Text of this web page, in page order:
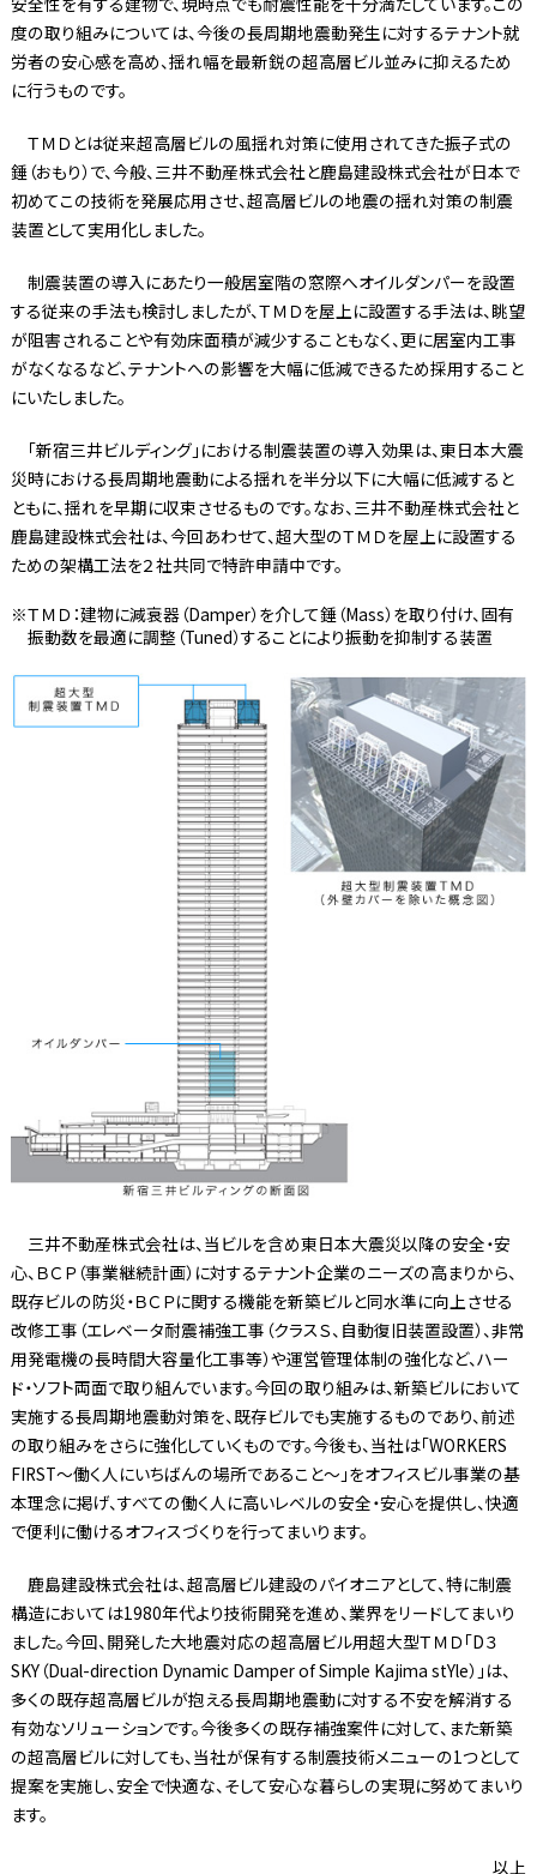
度の取り組みについては、今後の長周期地震動発生に対するテナント就
労者の安心感を高め、揺れ幅を最新鋭の超高層ビル並みに抑えるため
に行うものです。
ＴＭＤとは従来超高層ビルの風揺れ対策に使用されてきた振子式の
錘（おもり）で、今般、三井不動産株式会社と鹿島建設株式会社が日本で
初めてこの技術を発展応用させ、超高層ビルの地震の揺れ対策の制震
装置として実用化しました。
制震装置の導入にあたり一般居室階の窓際へオイルダンパーを設置
する従来の手法も検討しましたが、ＴＭＤを屋上に設置する手法は、眺望
が阻害されることや有効床面積が減少することもなく、更に居室内工事
がなくなるなど、テナントへの影響を大幅に低減できるため採用すること
にいたしました。
「新宿三井ビルディング」における制震装置の導入効果は、東日本大震
災時における長周期地震動による揺れを半分以下に大幅に低減すると
ともに、揺れを早期に収束させるものです。なお、三井不動産株式会社と
鹿島建設株式会社は、今回あわせて、超大型のＴＭＤを屋上に設置する
ための架構工法を２社共同で特許申請中です。
ＴＭＤ：建物に減衰器（Damper）を介して錘（Mass）を取り付け、固有
振動数を最適に調整（Tuned）することにより振動を抑制する装置
三井不動産株式会社は、当ビルを含め東日本大震災以降の安全・安
心、ＢＣＰ（事業継続計画）に対するテナント企業のニーズの高まりから、
既存ビルの防災・ＢＣＰに関する機能を新築ビルと同水準に向上させる
改修工事（エレベータ耐震補強工事（クラスＳ、自動復旧装置設置）、非常
用発電機の長時間大容量化工事等）や運営管理体制の強化など、ハー
ド・ソフト両面で取り組んでいます。今回の取り組みは、新築ビルにおいて
実施する長周期地震動対策を、既存ビルでも実施するものであり、前述
の取り組みをさらに強化していくものです。今後も、当社は「WORKERS
FIRST～働く人にいちばんの場所であること～」をオフィスビル事業の基
本理念に掲げ、すべての働く人に高いレベルの安全・安心を提供し、快適
で便利に働けるオフィスづくりを行ってまいります。
鹿島建設株式会社は、超高層ビル建設のパイオニアとして、特に制震
構造においては1980年代より技術開発を進め、業界をリードしてまいり
ました。今回、開発した大地震対応の超高層ビル用超大型ＴＭＤ｢D３
SKY（Dual-direction Dynamic Damper of Simple Kajima stYle）｣は、
多くの既存超高層ビルが抱える長周期地震動に対する不安を解消する
有効なソリューションです。今後多くの既存補強案件に対して、また新築
の超高層ビルに対しても、当社が保有する制震技術メニューの1つとして
提案を実施し、安全で快適な、そして安心な暮らしの実現に努めてまいり
ます。
以上